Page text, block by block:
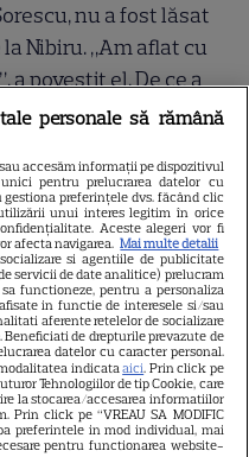
nu a fost lăsat
Nibiru. „Am aflat cu
a povestit el. De ce a
din drum designerul
tragic în România:
în care se afla
minute echipa de
București, accident
morți și câți răniți
acum
personale să rămână
accesăm informații pe dispozitivul
pentru prelucrarea datelor cu
preferințele dvs. făcând clic
unui interes legitim în orice
Aceste alegeri vor fi
afecta navigarea. Mai multe detalii
si agentiile de publicitate
servicii de date analitice) prelucram
functioneze, pentru a personaliza
in functie de interesele si/sau
aferente retelelor de socializare
de drepturile prevazute de
datelor cu caracter personal.
indicataaici. Prin click pe
Tehnologiilor de tip Cookie, care
la stocarea/accesarea informatiilor
Prin click pe “VREAU SA MODIFIC
preferintele in mod individual, mai
pentru functionarea website-